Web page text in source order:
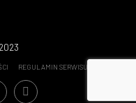
REGULAMIN SERWISU